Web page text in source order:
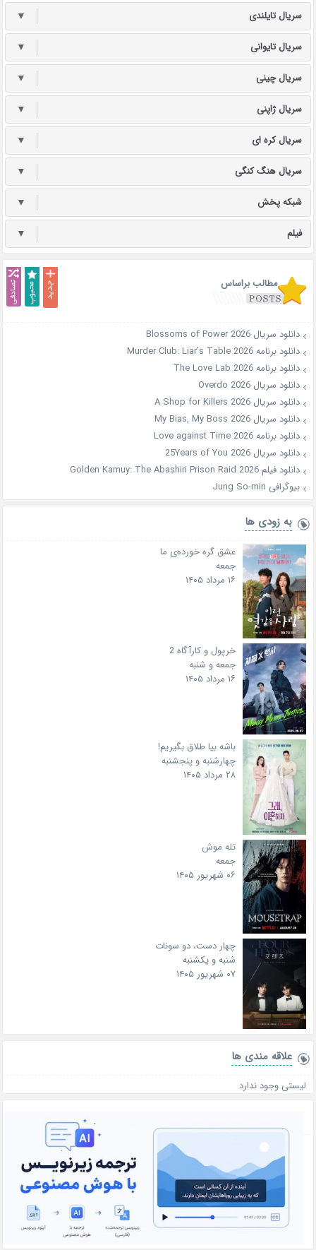
سریال تایلندی ▼
سریال تایوانی ▼
سریال چینی ▼
سریال ژاپنی ▼
سریال کره ای ▼
سریال هنگ کنگی ▼
شبکه پخش ▼
فیلم ▼
مطالب براساس
دانلود سریال Blossoms of Power 2026
دانلود برنامه Murder Club: Liar’s Table 2026
دانلود برنامه The Love Lab 2026
دانلود سریال Overdo 2026
دانلود سریال A Shop for Killers 2026
دانلود سریال My Bias, My Boss 2026
دانلود برنامه Love against Time 2026
دانلود سریال 25Years of You 2026
دانلود فیلم Golden Kamuy: The Abashiri Prison Raid 2026
بیوگرافی Jung So-min
به زودی ها
عشق گره خورده‌ی ما
جمعه
۱۶ مرداد ۱۴۰۵
خرپول و کارآگاه 2
جمعه و شنبه
۱۶ مرداد ۱۴۰۵
باشه بیا طلاق بگیریم!
چهارشنبه و پنجشنبه
۲۸ مرداد ۱۴۰۵
تله موش
جمعه
۰۶ شهریور ۱۴۰۵
چهار دست، دو سونات
شنبه و یکشنبه
۰۷ شهریور ۱۴۰۵
علاقه‌ مندی ها
لیستی وجود ندارد